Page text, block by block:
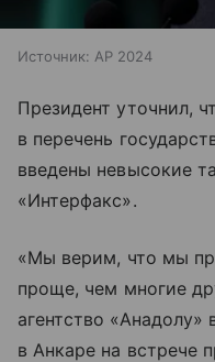
Источник: AP 2024
Президент уточнил,
в перечень
введены невысокие
«Интерфакс».
«Мы верим, что мы
проще, чем многие
агентство «Анадолу»
в Анкаре на встрече